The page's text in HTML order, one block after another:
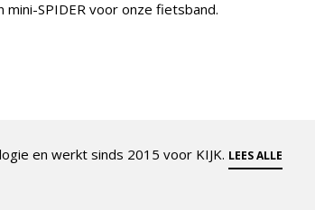
mini-SPIDER voor onze fietsband.
en werkt sinds 2015 voor KIJK. LEES ALLE